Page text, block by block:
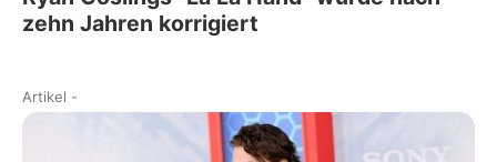
zehn Jahren korrigiert
Artikel -